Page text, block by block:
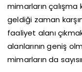
mimarların çalışma
geldiği zaman
faaliyet alanı
alanlarının geniş
mimarların da